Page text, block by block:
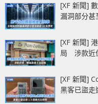
[XF 新聞]
漏洞部分甚
[XF 新聞]
局 涉款近
[XF 新聞]
黑客已盜走